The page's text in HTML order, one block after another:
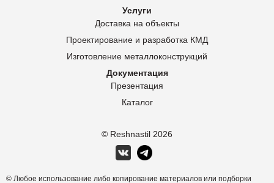
© Reshnastil 2026
Услуги
Доставка на объекты
Проектирование и разработка КМД
Изготовление металлоконструкций
Документация
Презентация
Каталог
© Любое использование либо копирование материалов или подборки